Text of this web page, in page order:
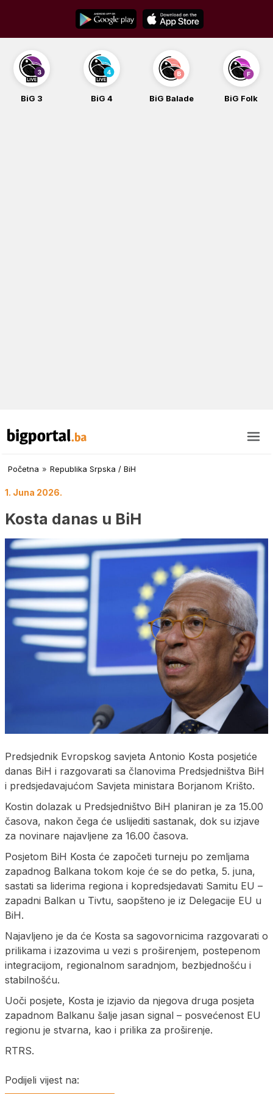
content
BiG 3 BiG 4 BiG Balade BiG Folk
Početna » Republika Srpska / BiH
1. Juna 2026.
Kosta danas u BiH
Predsjednik Evropskog savjeta Antonio Kosta posjetiće
danas BiH i razgovarati sa članovima Predsjedništva BiH
i predsjedavajućom Savjeta ministara Borjanom Krišto.
Kostin dolazak u Predsjedništvo BiH planiran je za 15.00
časova, nakon čega će uslijediti sastanak, dok su izjave
za novinare najavljene za 16.00 časova.
Posjetom BiH Kosta će započeti turneju po zemljama
zapadnog Balkana tokom koje će se do petka, 5. juna,
sastati sa liderima regiona i kopredsjedavati Samitu EU –
zapadni Balkan u Tivtu, saopšteno je iz Delegacije EU u
BiH.
Najavljeno je da će Kosta sa sagovornicima razgovarati o
prilikama i izazovima u vezi s proširenjem, postepenom
integracijom, regionalnom saradnjom, bezbjednošću i
stabilnošću.
Uoči posjete, Kosta je izjavio da njegova druga posjeta
zapadnom Balkanu šalje jasan signal – posvećenost EU
regionu je stvarna, kao i prilika za proširenje.
RTRS.
Podijeli vijest na: